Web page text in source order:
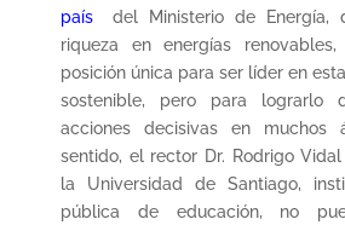
país
del Ministerio de Energía,
riqueza en energías
posición única para ser líder en
sostenible, pero para lograrlo
acciones decisivas en muchos
sentido, el rector Dr. Rodrigo
la Universidad de Santiago,
pública de educación, no